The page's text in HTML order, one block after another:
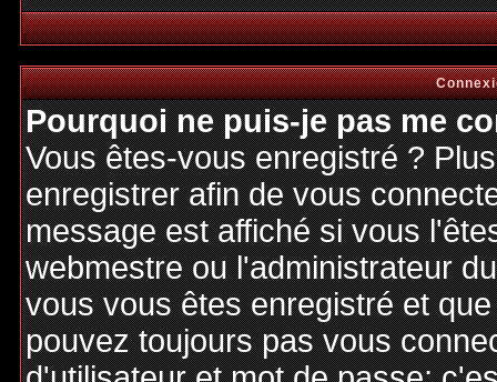
Pourquoi ne puis-je pas me
Vous êtes-vous enregistré ?
enregistrer afin de vous
message est affiché si vous
webmestre ou l'administrateur
vous vous êtes enregistré et
pouvez toujours pas vous